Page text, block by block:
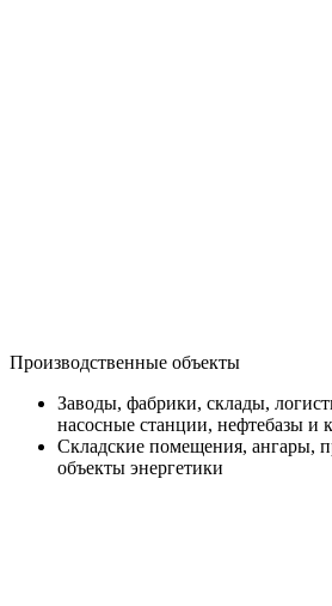
Производственные объекты
Заводы, фабрики, склады,
насосные станции, нефтебазы и
Складские помещения, ангары,
объекты энергетики